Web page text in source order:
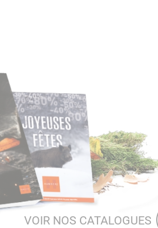
VOIR NOS CATALOGUES